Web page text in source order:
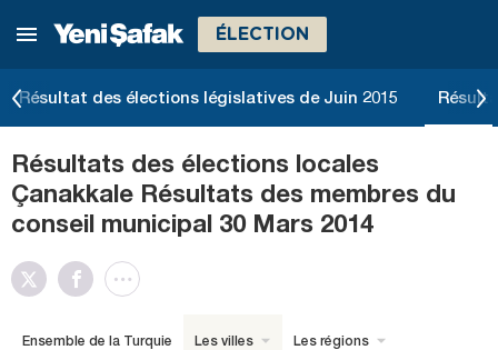
ÉLECTION
Résultat des élections législatives de Juin 2015
Résultats des élections locales
Çanakkale Résultats des membres du
conseil municipal 30 Mars 2014
Ensemble de la Turquie Les villes Les régions